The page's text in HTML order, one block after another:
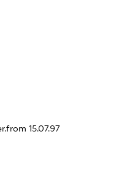
15.07.97